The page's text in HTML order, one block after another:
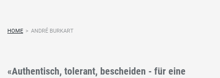
HOME > ANDRÉ BURKART
«Authentisch, tolerant, bescheiden - für eine